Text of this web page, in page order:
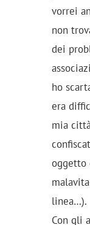
vorrei
non
dei
ho
era
mia
oggetto
linea…).
Con gli